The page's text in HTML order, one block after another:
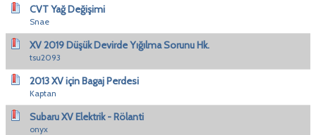
CVT Yağ Değişimi
Snae
XV 2019 Düşük Devirde Yığılma Sorunu Hk.
tsu2093
2013 XV için Bagaj Perdesi
Kaptan
Subaru XV Elektrik - Rölanti
onyx